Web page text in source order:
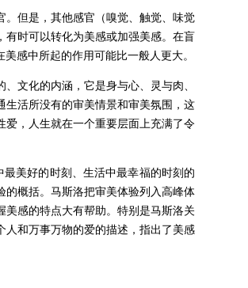
但是，其他感官（嗅觉、触觉、味觉
时可以转化为美感或加强美感。在盲
感中所起的作用可能比一般人更大。
文化的内涵，它是身与心、灵与肉、
活所没有的审美情景和审美氛围，这
，人生就在一个重要层面上充满了令
美好的时刻、生活中最幸福的时刻的
概括。马斯洛把审美体验列入高峰体
感的特点大有帮助。特别是马斯洛关
和万事万物的爱的描述，指出了美感